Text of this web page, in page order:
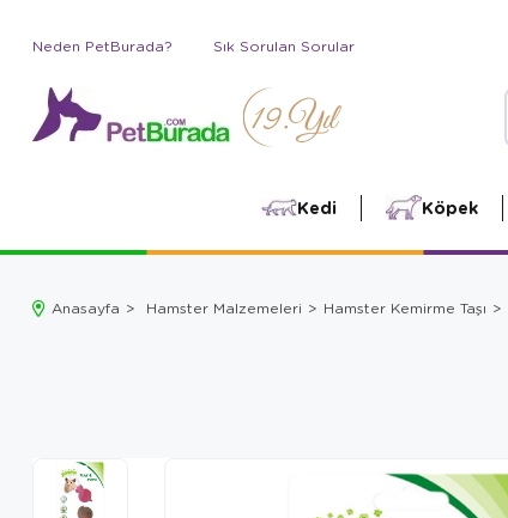
Neden PetBurada? Sık Sorulan Sorular
Kedi Köpek
Anasayfa Hamster Malzemeleri Hamster Kemirme Taşı